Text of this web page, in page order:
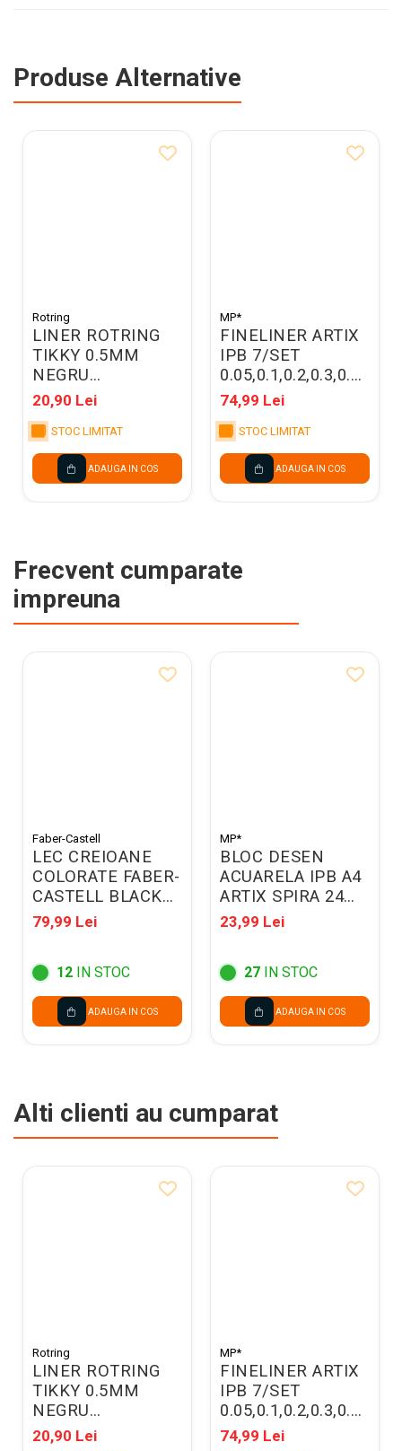
Produse Alternative
Rotring
LINER ROTRING
TIKKY 0.5MM
NEGRU
1904756/06071
20,90 Lei
STOC LIMITAT
ADAUGA IN COS
MP*
FINELINER ARTIX
IPB 7/SET
NEGRU PE346-04
74,99 Lei
STOC LIMITAT
ADAUGA IN COS
Frecvent cumparate
impreuna
Faber-Castell
LEC CREIOANE
COLORATE FABER-
CASTELL BLACK
EDITION 24/SET
FC116424
79,99 Lei
12 IN STOC
ADAUGA IN COS
MP*
BLOC DESEN
ACUARELA IPB A4
ARTIX SPIRA 24
COLI 180GR/M2
PB303
23,99 Lei
27 IN STOC
ADAUGA IN COS
Alti clienti au cumparat
Rotring
LINER ROTRING
TIKKY 0.5MM
NEGRU
1904756/06071
20,90 Lei
MP*
FINELINER ARTIX
IPB 7/SET
NEGRU PE346-04
74,99 Lei